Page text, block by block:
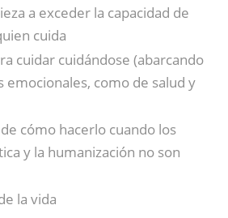
a exceder la capacidad de
cuida
cuidar cuidándose (abarcando
emocionales, como de salud y
cómo hacerlo cuando los
y la humanización no son
la vida